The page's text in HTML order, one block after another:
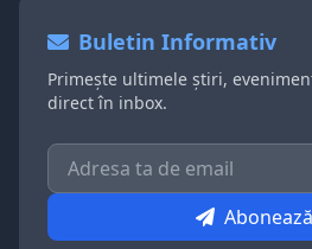
Buletin Informativ
Primește ultimele știri,
direct în inbox.